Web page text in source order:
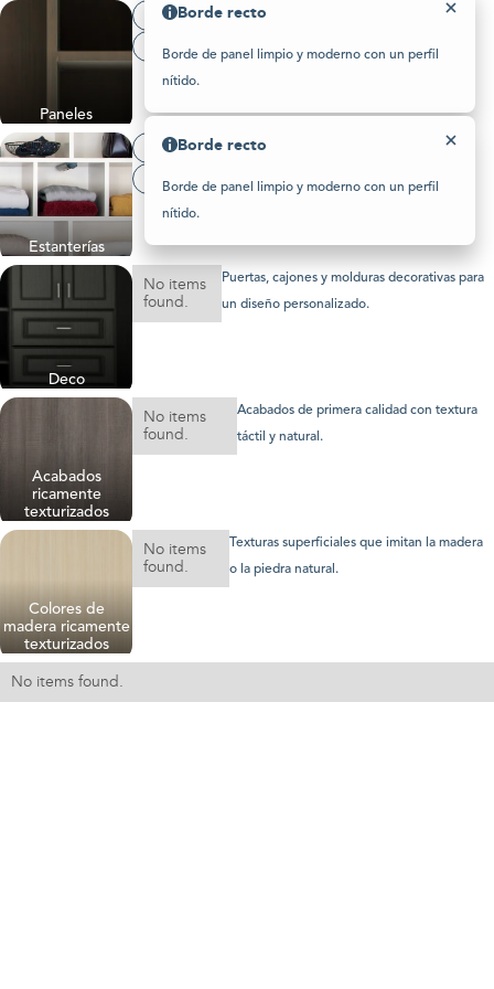
Please
accessibility
system.
Paneles
3/4 pulgadas
Borde recto
Borde recto
Borde de panel limpio y moderno con un perfil
nítido.
Estanterías
3/4 pulgadas
Borde recto
Borde recto
Borde de panel limpio y moderno con un perfil
nítido.
Deco
No items
found.
Puertas, cajones y molduras decorativas para
un diseño personalizado.
Acabados
ricamente
texturizados
No items
found.
Acabados de primera calidad con textura
táctil y natural.
Colores de
madera ricamente
texturizados
No items
found.
Texturas superficiales que imitan la madera
o la piedra natural.
No items found.